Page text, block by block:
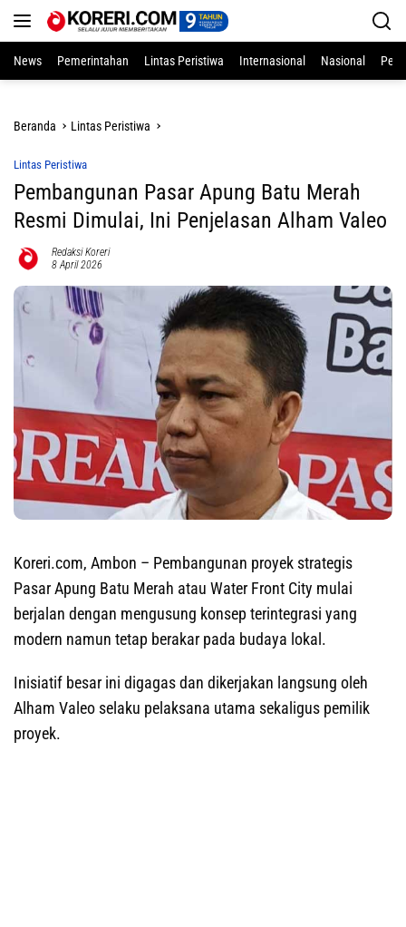
News
Pemerintahan Lintas Peristiwa Internasional Nasional
Beranda Lintas Peristiwa
Lintas Peristiwa
Pembangunan Pasar Apung Batu Merah
Resmi Dimulai, Ini Penjelasan Alham Valeo
Redaksi Koreri
8 April 2026
Koreri.com, Ambon – Pembangunan proyek strategis
Pasar Apung Batu Merah atau Water Front City mulai
berjalan dengan mengusung konsep terintegrasi yang
modern namun tetap berakar pada budaya lokal.
Inisiatif besar ini digagas dan dikerjakan langsung oleh
Alham Valeo selaku pelaksana utama sekaligus pemilik
proyek.